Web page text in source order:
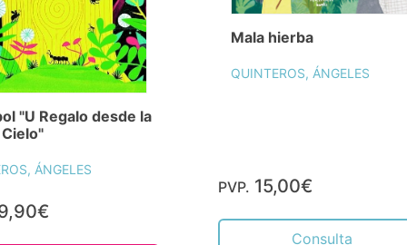
"U Regalo desde la
Cielo"
ÁNGELES
Mala hierba
QUINTEROS, ÁNGELES
PVP. 15,00€
Consulta